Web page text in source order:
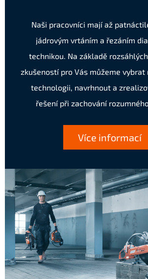
Naši pracovníci mají až
jádrovým vrtáním a řezáním
technikou. Na základě
zkušeností pro Vás můžeme
technologii, navrhnout a
řešení při zachování
Více informací